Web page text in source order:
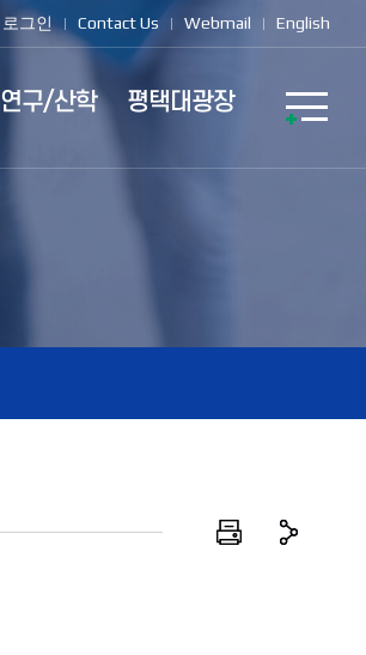
로그인 Contact Us Webmail English
연구/산학 평택대광장